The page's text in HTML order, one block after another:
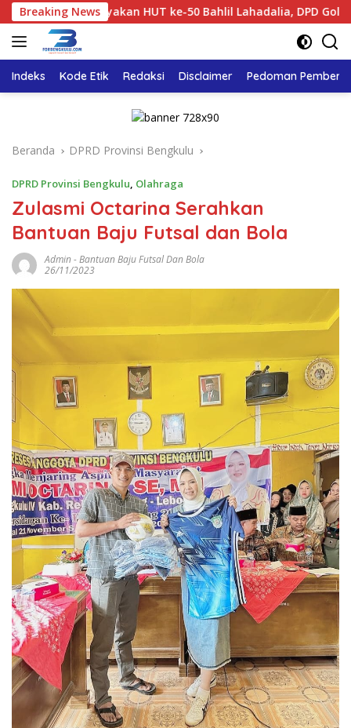
Langsung
ke
konten
Breaking News
Rayakan HUT ke-50 Bahlil Lahadalia, DPD Golkar
Indeks Kode Etik Redaksi Disclaimer Pedoman
Beranda DPRD Provinsi Bengkulu
DPRD Provinsi Bengkulu, Olahraga
Zulasmi Octarina Serahkan
Bantuan Baju Futsal dan Bola
Admin-Bantuan Baju Futsal Dan Bola
26/11/2023